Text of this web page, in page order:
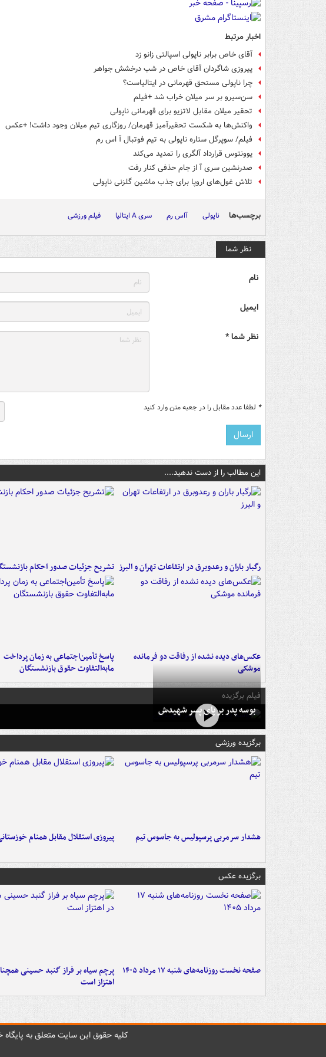
اخبار مرتبط
آقای خاص برابر ناپولی اسپالتی زانو زد
پیروزی شاگردان آقای خاص در شب درخشش جواهر
چرا ناپولی مستحق قهرمانی در ایتالیاست؟
سن‌سیرو بر سر میلان خراب شد +فیلم
تحقیر میلان مقابل لاتزیو برای قهرمانی ناپولی
واکنش‌ها به شکست تحقیرآمیز قهرمان/ روزگاری تیم میلان وجود داشت! +عکس
فیلم/ سوپرگل ستاره ناپولی به تیم فوتبال آ اس رم
یوونتوس قرارداد آلگری را تمدید می‌کند
صدرنشین سری آ از جام حذفی کنار رفت
تلاش غول‌های اروپا برای جذب ماشین گلزنی ناپولی
برچسب‌ها ناپولی آاس رم سری A ایتالیا فیلم ورزشی
نظر شما
نام
ایمیل
نظر شما *
* لطفا عدد مقابل را در جعبه متن وارد کنید
این مطالب را از دست ندهید....
رگبار باران و رعدوبرق در ارتفاعات تهران و البرز تشریح جزئیات صدور احکام
عکس‌های دیده نشده از رفاقت دو فرمانده‌
موشکی
پاسخ تأمین‌اجتماعی به زمان پرداخت
مابه‌التفاوت حقوق بازنشستگان
فیلم برگزیده
بوسه‌ پدر بر پای پسر شهیدش
برگزیده ورزشی
هشدار سرمربی پرسپولیس به جاسوس تیم پیروزی استقلال مقابل همنام
برگزیده عکس
صفحه نخست روزنامه‌های شنبه ۱۷ مرداد ۱۴۰۵
پرچم سیاه بر فراز گنبد حسینی
اهتزاز است
کليه حقوق اين سايت متعلق به